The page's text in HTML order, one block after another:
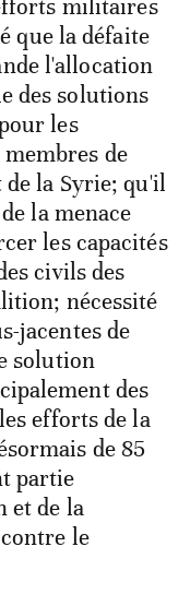
militaires
que la défaite
l'allocation
des solutions
les
de
la Syrie; qu'il
la menace
les capacités
civils des
nécessité
jacentes de
solution
des
efforts de la
de 85
partie
et de la
le